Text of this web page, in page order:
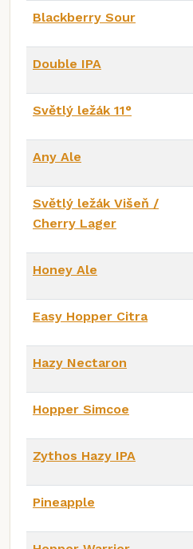
Blackberry Sour
Double IPA
Světlý ležák 11°
Any Ale
Světlý ležák Višeň /
Cherry Lager
Honey Ale
Easy Hopper Citra
Hazy Nectaron
Hopper Simcoe
Zythos Hazy IPA
Pineapple